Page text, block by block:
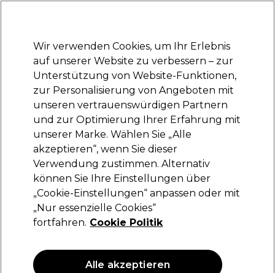
Anmelden
Marken Deals Haare Elektrogeräte Saloneinrichtung
Lieferung und Lieferzeiten
– mehr erfahren
Eugène Perma Professionnel
Eugène Perma Collections Nature Locken-
Definierendes Gel 150ml
30,30 €
ANGEBOT
Wir verwenden Cookies, um Ihr Erlebnis
auf unserer Website zu verbessern – zur
Unterstützung von Website-Funktionen,
zur Personalisierung von Angeboten mit
unseren vertrauenswürdigen Partnern
und zur Optimierung Ihrer Erfahrung mit
unserer Marke. Wählen Sie „Alle
akzeptieren“, wenn Sie dieser
Verwendung zustimmen. Alternativ
können Sie Ihre Einstellungen über
„Cookie-Einstellungen“ anpassen oder mit
„Nur essenzielle Cookies“
fortfahren. Cookie Politik
Alle akzeptieren